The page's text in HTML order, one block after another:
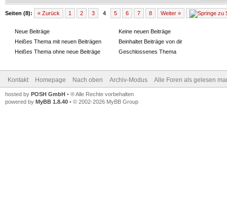
Seiten (8): « Zurück 1 2 3 4 5 6 7 8 Weiter »
Neue Beiträge
Heißes Thema mit neuen Beiträgen
Heißes Thema ohne neue Beiträge
Keine neuen Beiträge
Beinhaltet Beiträge von dir
Geschlossenes Thema
Kontakt Homepage Nach oben Archiv-Modus Alle Foren als gelesen
hosted by POSH GmbH • ® Alle Rechte vorbehalten
powered by MyBB 1.8.40 • © 2002-2026 MyBB Group